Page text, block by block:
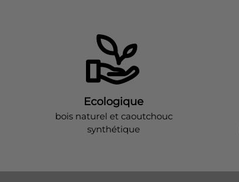
Ecologique
bois naturel et caoutchouc
synthétique